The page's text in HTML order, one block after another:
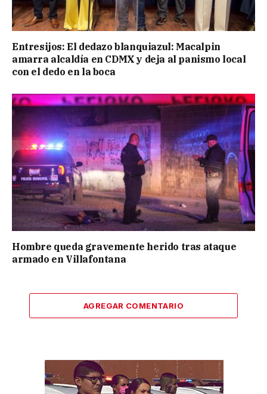
Entresijos: El dedazo blanquiazul: Macalpin
amarra alcaldía en CDMX y deja al panismo local
con el dedo en la boca
Hombre queda gravemente herido tras ataque
armado en Villafontana
AGREGAR COMENTARIO